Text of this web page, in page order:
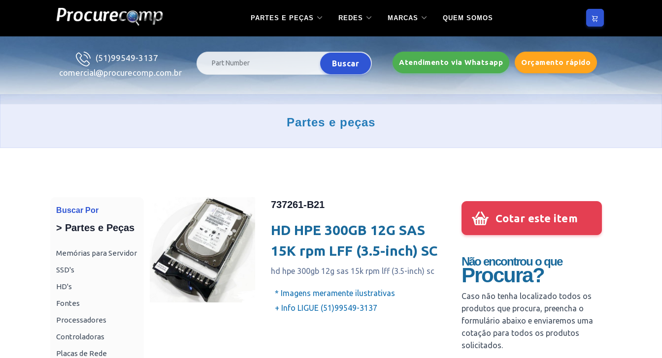
PARTES E PEÇAS REDES MARCAS QUEM SOMOS
(51)99549-3137
comercial@procurecomp.com.br
Buscar Atendimento via Whatsapp Orçamento rápido
Partes e peças
Buscar Por
> Partes e Peças
Memórias para Servidor
SSD's
HD's
Fontes
Processadores
Controladoras
Placas de Rede
737261-B21
HD HPE 300GB 12G SAS
15K rpm LFF (3.5-inch) SC
hd hpe 300gb 12g sas 15k rpm lff (3.5-inch) sc
* Imagens meramente ilustrativas
+ Info LIGUE (51)99549-3137
Cotar este item
Não encontrou o que
Procura?
Caso não tenha localizado todos os
produtos que procura, preencha o
formulário abaixo e enviaremos uma
cotação para todos os produtos
solicitados.